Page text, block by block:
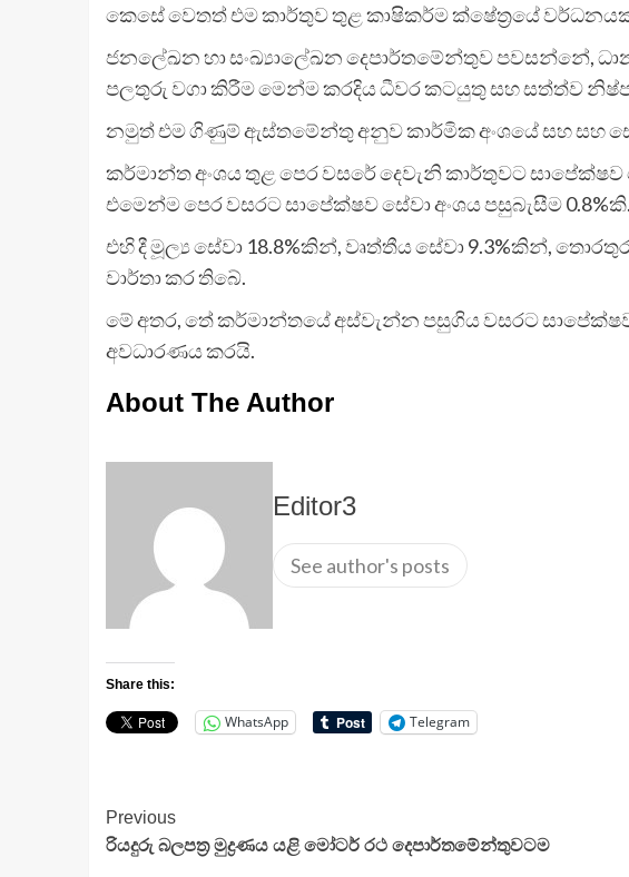
කෙසේ වෙතත් එම කාර්තුව තුළ කාෂිකර්ම ක්ෂේත්‍රයේ
ජනලේඛන හා සංඛ්‍යාලේඛන දෙපාර්තමේන්තුව පවසන්නේ,
පලතුරු වගා කිරීම මෙන්ම කරදිය ධීවර කටයුතු සහ සත්ත්ව
නමුත් එම ගිණුම් ඇස්තමේන්තු අනුව කාර්මික අංශයේ සහ සහ
කර්මාන්ත අංශය තුළ පෙර වසරේ දෙවැනි කාර්තුවට
එමෙන්ම පෙර වසරට සාපේක්ෂව සේවා අංශය පසුබැසීම 0.8%කි.
එහි දී මූල්‍ය සේවා 18.8%කින්, වෘත්තීය සේවා 9.3%කින්,
වාර්තා කර තිබේ.
මේ අතර, තේ කර්මාන්තයේ අස්වැන්න පසුගිය වසරට
අවධාරණය කරයි.
About The Author
Editor3
See author's posts
Share this:
WhatsApp Telegram
Continue
Reading
Previous
රියදුරු බලපත්‍ර මුද්‍රණය යළි මෝටර් රථ දෙපාර්තමේන්තුවටම